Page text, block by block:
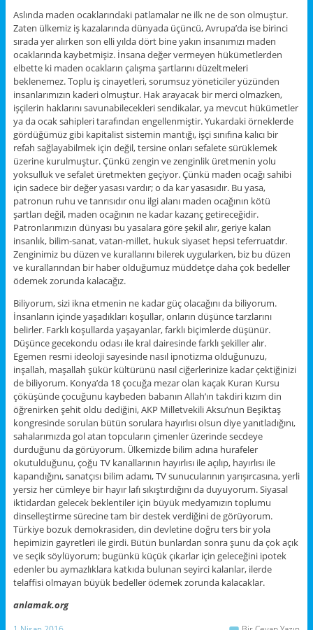
Aslında maden ocaklarındaki patlamalar ne ilk ne de son olmuştur.
Zaten ülkemiz iş kazalarında dünyada üçüncü, Avrupa’da ise birinci
sırada yer alırken son elli yılda dört bine yakın insanımızı maden
ocaklarında kaybetmişiz. İnsana değer vermeyen hükümetlerden
elbette ki maden ocakların çalışma şartlarını düzeltmeleri
beklenemez. Toplu iş cinayetleri, sorumsuz yöneticiler yüzünden
insanlarımızın kaderi olmuştur. Hak arayacak bir merci olmazken,
işçilerin haklarını savunabilecekleri sendikalar, ya mevcut hükümetler
ya da ocak sahipleri tarafından engellenmiştir. Yukardaki örneklerde
gördüğümüz gibi kapitalist sistemin mantığı, işçi sınıfına kalıcı bir
refah sağlayabilmek için değil, tersine onları sefalete sürüklemek
üzerine kurulmuştur. Çünkü zengin ve zenginlik üretmenin yolu
yoksulluk ve sefalet üretmekten geçiyor. Çünkü maden ocağı sahibi
için sadece bir değer yasası vardır; o da kar yasasıdır. Bu yasa,
patronun ruhu ve tanrısıdır onu ilgi alanı maden ocağının kötü
şartları değil, maden ocağının ne kadar kazanç getireceğidir.
Patronlarımızın dünyası bu yasalara göre şekil alır, geriye kalan
insanlık, bilim-sanat, vatan-millet, hukuk siyaset hepsi teferruatdır.
Zenginimiz bu düzen ve kurallarını bilerek uygularken, biz bu düzen
ve kurallarından bir haber olduğumuz müddetçe daha çok bedeller
ödemek zorunda kalacağız.
Biliyorum, sizi ikna etmenin ne kadar güç olacağını da biliyorum.
İnsanların içinde yaşadıkları koşullar, onların düşünce tarzlarını
belirler. Farklı koşullarda yaşayanlar, farklı biçimlerde düşünür.
Düşünce gecekondu odası ile kral dairesinde farklı şekiller alır.
Egemen resmi ideoloji sayesinde nasıl ipnotizma olduğunuzu,
inşallah, maşallah şükür kültürünü nasıl ciğerlerinize kadar çektiğinizi
de biliyorum. Konya’da 18 çocuğa mezar olan kaçak Kuran Kursu
çöküşünde çocuğunu kaybeden babanın Allah’ın takdiri kızım din
öğrenirken şehit oldu dediğini, AKP Milletvekili Aksu’nun Beşiktaş
kongresinde sorulan bütün sorulara hayırlısı olsun diye yanıtladığını,
sahalarımızda gol atan topcuların çimenler üzerinde secdeye
durduğunu da görüyorum. Ülkemizde bilim adına hurafeler
okutulduğunu, çoğu TV kanallarının hayırlısı ile açılıp, hayırlısı ile
kapandığını, sanatçısı bilim adamı, TV sunucularının yarışırcasına, yerli
yersiz her cümleye bir hayır lafı sıkıştırdığını da duyuyorum. Siyasal
iktidardan gelecek beklentiler için büyük medyamızın toplumu
dinselleştirme sürecine tam bir destek verdiğini de görüyorum.
Türkiye bozuk demokrasiden, din devletine doğru ters bir yola
hepimizin gayretleri ile girdi. Bütün bunlardan sonra şunu da çok açık
ve seçik söylüyorum; bugünkü küçük çıkarlar için geleceğini ipotek
edenler bu aymazlıklara katkıda bulunan seyirci kalanlar, ilerde
telaffisi olmayan büyük bedeller ödemek zorunda kalacaklar.
anlamak.org